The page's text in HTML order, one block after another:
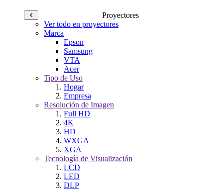
Proyectores
Ver todo en proyectores
Marca
Epson
Samsung
VTA
Acer
Tipo de Uso
Hogar
Empresa
Resolución de Imagen
Full HD
4K
HD
WXGA
XGA
Tecnología de Visualización
LCD
LED
DLP